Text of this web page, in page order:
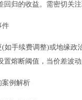
回归的收益。需密切关
件
如手续费调整)或地缘政
置熔断阈值，当价差波
案例解析